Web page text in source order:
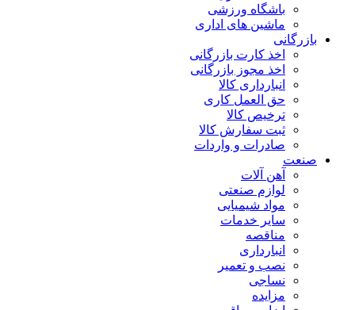
باشگاه ورزشی
ماشین های اداری
بازرگانی
اخذ کارت بازرگانی
اخذ مجوز بازرگانی
انبارداری کالا
حق العمل کاری
ترخیص کالا
ثبت سفارش کالا
صادرات و واردات
صنعت
آهن آلات
لوازم صنعتی
مواد شیمیایی
سایر خدمات
مناقصه
انبارداری
نصب و تعمیر
نساجی
مزایده